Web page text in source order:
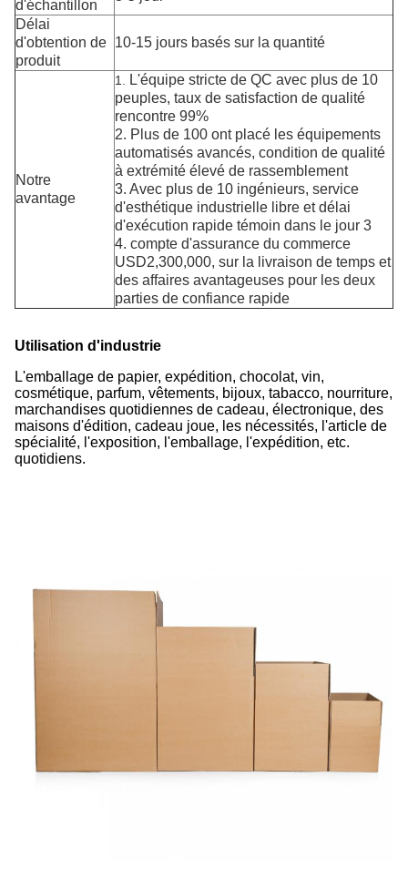
d'échantillon
Délai
d'obtention de
produit
10-15 jours basés sur la quantité
Notre
avantage
1.
L'équipe stricte de QC avec plus de 10
peuples, taux de satisfaction de qualité
rencontre 99%
2. Plus de 100 ont placé les équipements
automatisés avancés, condition de qualité
à extrémité élevé de rassemblement
3. Avec plus de 10 ingénieurs, service
d'esthétique industrielle libre et délai
d'exécution rapide témoin dans le jour 3
4. compte d'assurance du commerce
USD2,300,000, sur la livraison de temps et
des affaires avantageuses pour les deux
parties de confiance rapide
Utilisation d'industrie
L'emballage de papier, expédition, chocolat, vin,
cosmétique, parfum, vêtements, bijoux, tabacco, nourriture,
marchandises quotidiennes de cadeau, électronique, des
maisons d'édition, cadeau joue, les nécessités, l'article de
spécialité, l'exposition, l'emballage, l'expédition, etc.
quotidiens.